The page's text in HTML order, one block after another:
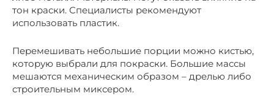
тон краски. Специалисты рекомендуют
использовать пластик.
Перемешивать небольшие порции можно кистью,
которую выбрали для покраски. Большие массы
мешаются механическим образом – дрелью либо
строительным миксером.